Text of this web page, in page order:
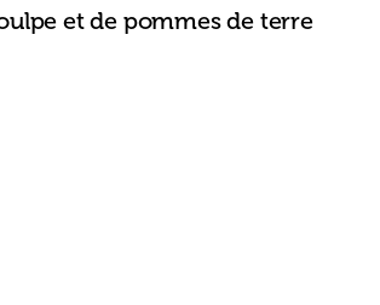
et de pommes de terre